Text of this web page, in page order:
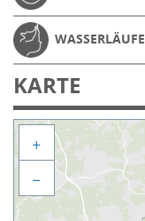
WASSERLÄUFE
KARTE
+
−